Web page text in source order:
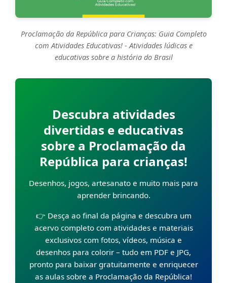
Proclamação da República para Crianças: Guia Completo
com Atividades Educativas! - Atividades lúdicas e
educativas sobre a história do Brasil
Descubra atividades
divertidas e educativas
sobre a Proclamação da
República para crianças!
Desenhos, jogos, artesanato e muito mais para
aprender brincando.
👉 Desça ao final da página e descubra um
acervo completo com atividades e materiais
exclusivos com fotos, vídeos, música e
desenhos para colorir – tudo em PDF e JPG,
pronto para baixar gratuitamente e enriquecer
as aulas sobre a Proclamação da República!